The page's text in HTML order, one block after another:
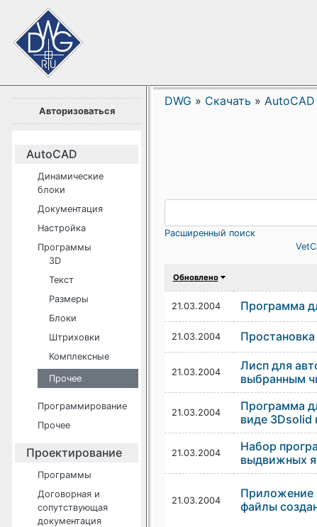
Авторизоваться
AutoCAD
Динамические
блоки
Документация
Настройка
Программы
3D
Текст
Размеры
Блоки
Штриховки
Комплексные
Прочее
Программирование
Прочее
Проектирование
Программы
Договорная и
сопутствующая
документация
DWG » Скачать » AutoCAD
Расширенный поиск
Обновлено
21.03.2004 Программа
21.03.2004 Простановка
21.03.2004
Лисп для
выбранным
21.03.2004
Программа
виде
21.03.2004
Набор
выдвижных
21.03.2004
Приложение
файлы